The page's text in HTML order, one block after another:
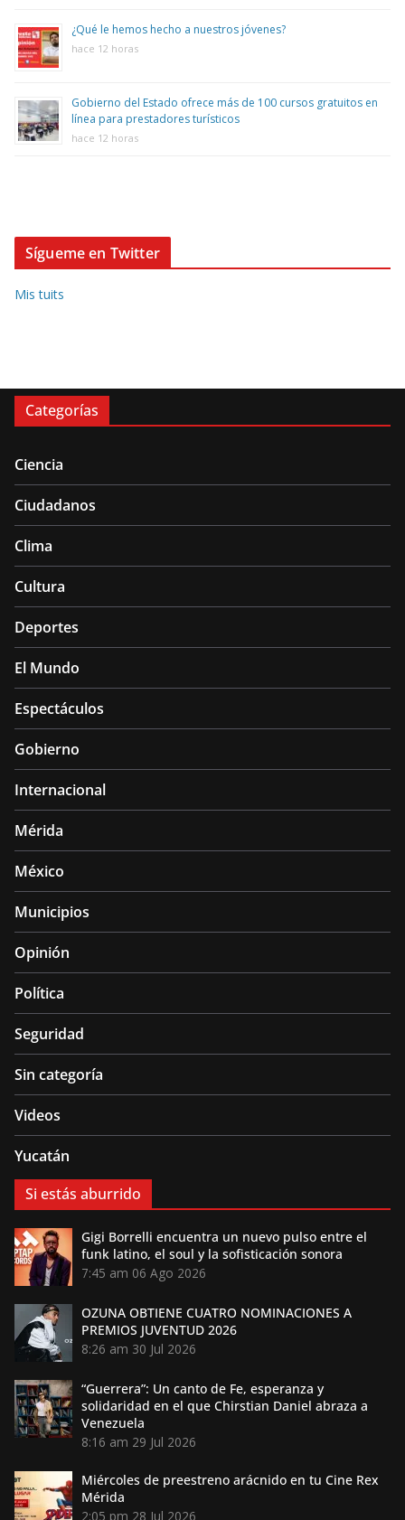
¿Qué le hemos hecho a nuestros jóvenes?
hace 12 horas
Gobierno del Estado ofrece más de 100 cursos gratuitos en
línea para prestadores turísticos
hace 12 horas
Sígueme en Twitter
Mis tuits
Categorías
Ciencia
Ciudadanos
Clima
Cultura
Deportes
El Mundo
Espectáculos
Gobierno
Internacional
Mérida
México
Municipios
Opinión
Política
Seguridad
Sin categoría
Videos
Yucatán
Si estás aburrido
Gigi Borrelli encuentra un nuevo pulso entre el
funk latino, el soul y la sofisticación sonora
7:45 am 06 Ago 2026
OZUNA OBTIENE CUATRO NOMINACIONES A
PREMIOS JUVENTUD 2026
8:26 am 30 Jul 2026
“Guerrera”: Un canto de Fe, esperanza y
solidaridad en el que Chirstian Daniel abraza a
Venezuela
8:16 am 29 Jul 2026
Miércoles de preestreno arácnido en tu Cine Rex
Mérida
2:05 pm 28 Jul 2026